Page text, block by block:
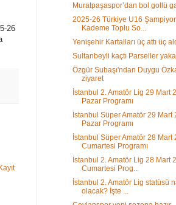
26
Muratpaşaspor’dan bol gollü
2025-26 Türkiye U16
Kademe Toplu So...
Yenişehir Kartalları üç attı üç
Sultanbeyli kaçtı Parseller
Özgür Subaşı'ndan Duygu
ziyaret
İstanbul 2. Amatör Lig 29 Mart
Pazar Programı
İstanbul Süper Amatör 29 Mart
Pazar Programı
İstanbul Süper Amatör 28 Mart
Cumartesi Programı
İstanbul 2. Amatör Lig 28 Mart
Cumartesi Prog...
İstanbul 2. Amatör Lig statüsü
olacak? İşte ...